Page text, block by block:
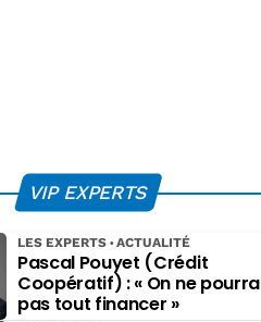
VIP EXPERTS
Pascal Pouyet (Crédit
Coopératif) : « On ne pourra
pas tout financer »
LES EXPERTS ACTUALITÉ